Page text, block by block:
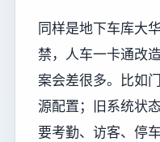
同样是地下车库大
禁，人车一卡通改
案会差很多。比如
源配置；旧系统状
要考勤、访客、停